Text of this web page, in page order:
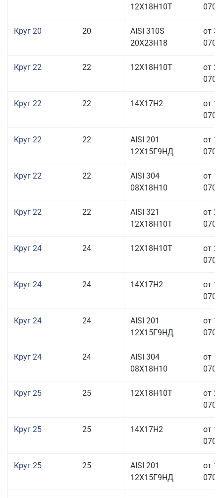
12Х18Н10Т
Круг 20 20
AISI 310S
20Х23Н18
от
Круг 22 22 12Х18Н10Т
от
Круг 22 22 14Х17Н2
от
Круг 22 22
AISI 201
12Х15Г9НД
от
Круг 22 22
AISI 304
08Х18Н10
от
Круг 22 22
AISI 321
12Х18Н10Т
от
Круг 24 24 12Х18Н10Т
от
Круг 24 24 14Х17Н2
от
Круг 24 24
AISI 201
12Х15Г9НД
от
Круг 24 24
AISI 304
08Х18Н10
от
Круг 25 25 12Х18Н10Т
от
Круг 25 25 14Х17Н2
от
Круг 25 25
AISI 201
12Х15Г9НД
от